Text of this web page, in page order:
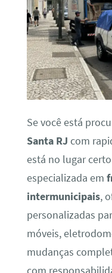
Se você está
Santa RJ com
está no lugar
especializada em
intermunicipais,
personalizadas
móveis,
mudanças